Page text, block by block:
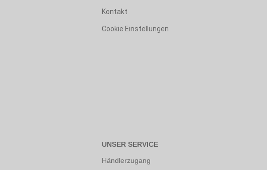
Kontakt
Cookie Einstellungen
UNSER SERVICE
Händlerzugang